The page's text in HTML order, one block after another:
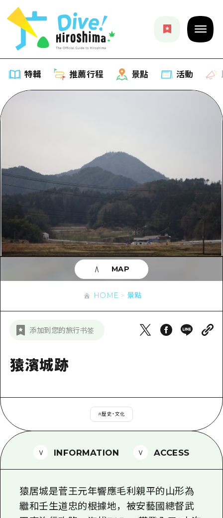
特輯 推薦行程 景點 活動
藝術
美食·酒水
騎自行車
購物
運動
夜晚生活
標準
治癒
列表
Dive! Hiroshima 官方向導
廣島隨意旅行
廣島市內
安芸
答對了
宮島周邊
短途旅行
一日遊
1晚2天
2晚3天
景點
列表
安芸
答對了
美北
東山口
即時訊息
有用的信息
列表
超值遊覽門票
廣島免費 Wi-Fi
常見問題
新聞
HOME 景點
添加到您的旅行书签
猿濱城跡
#歷史・文化
MAP
INFORMATION ACCESS
猿居城是菅王元年響應毛利親平的山形為
繼和壬生道忠的根據地，被安藝國總督武